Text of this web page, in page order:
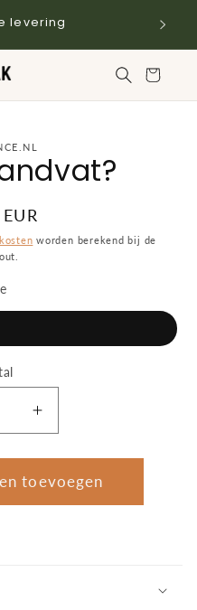
levering
Winkelwagen
worden berekend bij de
Aantal
verhogen
voor
Ring
in
toevoegen